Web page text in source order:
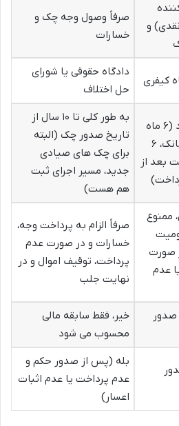
و
صرفاً وصول وجه چک و
خسارات
کیفری
دادگاه حقوقی یا شورای
حل اختلاف
دقیق و محدود (۶ ماه
برای ارائه به بانک، ۶
بعد از
به طور کلی تا ۱۰ سال از
تاریخ صدور چک (البته
برای چک های صیادی
جدید، مسیر اجرای ثبت
هم هست)
ممنوع
صورت
عدم
صرفاً الزام به پرداخت وجه،
خسارات و در صورت عدم
پرداخت، توقیف اموال و در
نهایت جلب
صدور
خیر، فقط سابقه مالی
محسوب می شود
بله (پس از صدور حکم و
عدم پرداخت یا عدم اثبات
اعسار)